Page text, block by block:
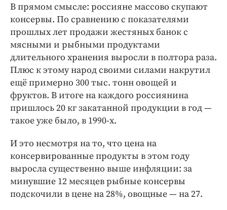
Издания
Медиаперсона
Интересное чтиво
Клиника года
Бренд года
Работодатель года
В прямом смысле: россияне массово скупают
консервы. По сравнению с показателями
прошлых лет продажи жестяных банок с
мясными и рыбными продуктами
длительного хранения выросли в полтора раза.
Плюс к этому народ своими силами накрутил
ещё примерно 300 тыс. тонн овощей и
фруктов. В итоге на каждого россиянина
пришлось 20 кг закатанной продукции в год —
такое уже было, в 1990-х.
И это несмотря на то, что цена на
консервированные продукты в этом году
выросла существенно выше инфляции: за
минувшие 12 месяцев рыбные консервы
подскочили в цене на 28%, овощные — на 27.